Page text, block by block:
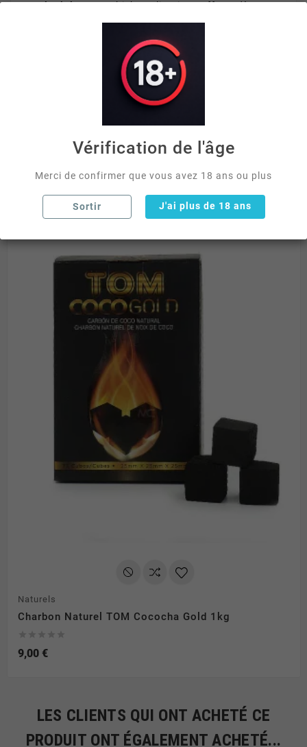
Colonialsur MyChicha — livraison offerte dès 40€
VOUS AIMEREZ AUSSI
 
Naturels
Charbon Naturel TOM Cococha Gold 1kg
9,00 €
LES CLIENTS QUI ONT ACHETÉ CE
PRODUIT ONT ÉGALEMENT ACHETÉ...
Vérification de l'âge
Merci de confirmer que vous avez 18 ans ou plus
Sortir J'ai plus de 18 ans